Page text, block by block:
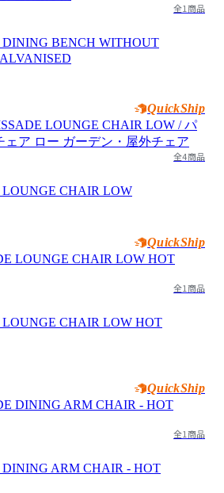
全1商品
DINING BENCH WITHOUT
QuickShip
全4商品
LOUNGE CHAIR LOW
QuickShip
全1商品
LOUNGE CHAIR LOW HOT
QuickShip
全1商品
DINING ARM CHAIR - HOT